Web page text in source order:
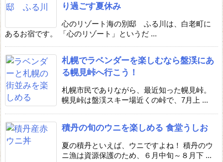
り過ごす夏休み
心のリゾート海の別邸 ふる川は、白老町に
あるお宿です。 「心のリゾート」というだ ...
札幌でラベンダーを楽しむなら盤渓にあ
る幌見峠へ行こう！
札幌市民でありながら、最近知った幌見峠。
幌見峠は盤渓スキー場近くの峠で、7月上 ...
積丹の旬のウニを楽しめる 食堂うしお
夏の積丹といえば、ウニですよね！ 積丹のウ
ニ漁は資源保護のため、６月中旬～８月下 ...